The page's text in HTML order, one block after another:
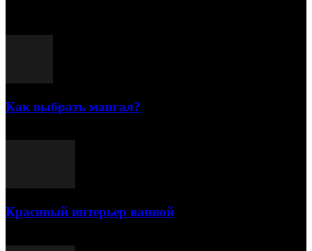
Как выбрать мангал?
Красивый интерьер ванной